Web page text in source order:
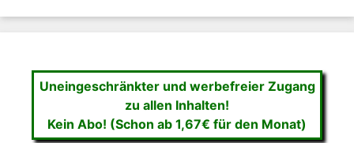
Uneingeschränkter und werbefreier Zugang
zu allen Inhalten!
Kein Abo! (Schon ab 1,67€ für den Monat)